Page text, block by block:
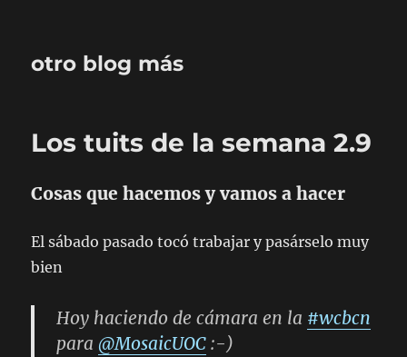
otro blog más
Los tuits de la semana 2.9
Cosas que hacemos y vamos a hacer
El sábado pasado tocó trabajar y pasárselo muy
bien
Hoy haciendo de cámara en la #wcbcn
para @MosaicUOC :-)